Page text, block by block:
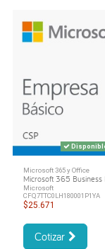
Microsoft 365 y Office
Microsoft 365 Business
Microsoft
CFQ7TTC0LH180001P1YA
$25.671
Cotizar